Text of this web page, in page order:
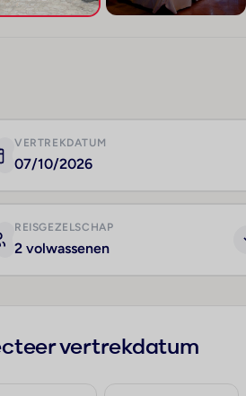
VERTREKDATUM
07/10/2026
REISGEZELSCHAP
2 volwassenen
vertrekdatum